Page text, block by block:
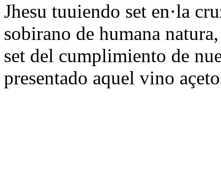
Jhesu tuuiendo set en·la
sobirano de humana
set del cumplimiento de
presentado aquel vino